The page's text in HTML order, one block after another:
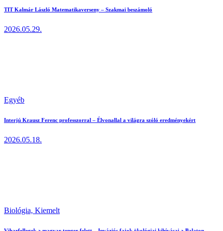
TIT Kalmár László Matematikaverseny – Szakmai beszámoló
2026.05.29.
Egyéb
Interjú Krausz Ferenc professzorral – Élvonallal a világra szóló eredményekért
2026.05.18.
Biológia, Kiemelt